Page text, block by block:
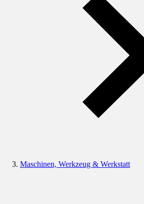
Maschinen, Werkzeug & Werkstatt